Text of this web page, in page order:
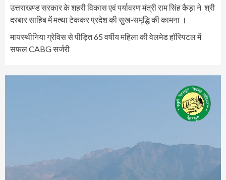
उत्तराखण्ड सरकार के शहरी विकास एवं पर्यावरण मंत्री राम सिंह कैड़ा ने श्री
दरबार साहिब में मत्था टेककर प्रदेश की सुख-समृद्धि की कामना ।
मायस्थीनिया ग्रेविस से पीड़ित 65 वर्षीय महिला की वेलमेड हॉस्पिटल में
सफल CABG सर्जरी